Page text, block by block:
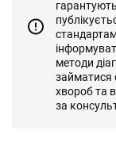
методи
займатися
хвороб та
за